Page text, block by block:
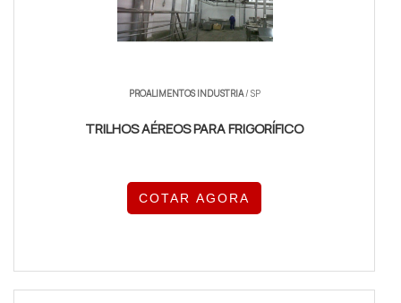
PROALIMENTOS INDUSTRIA/ SP
TRILHOS AÉREOS PARA FRIGORÍFICO
COTAR AGORA